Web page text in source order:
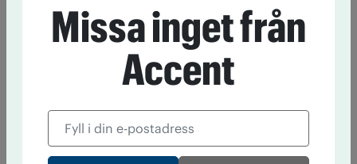
Missa inget från
Accent